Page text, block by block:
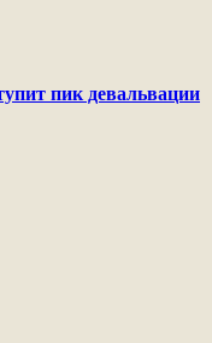
пик девальвации